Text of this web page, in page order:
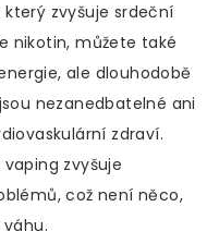
zvyšuje srdeční
nikotin, můžete také
ale dlouhodobě
nezanedbatelné ani
zdraví.
zvyšuje
což není něco,